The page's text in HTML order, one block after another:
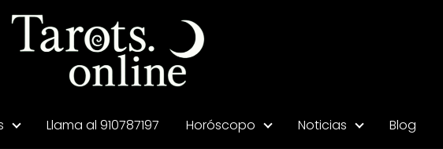
Llama al 910787197 Horóscopo Noticias Blog